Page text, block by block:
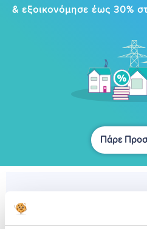
& εξοικονόμησε έως 30%
Πάρε
Όλα τα Προϊόντα